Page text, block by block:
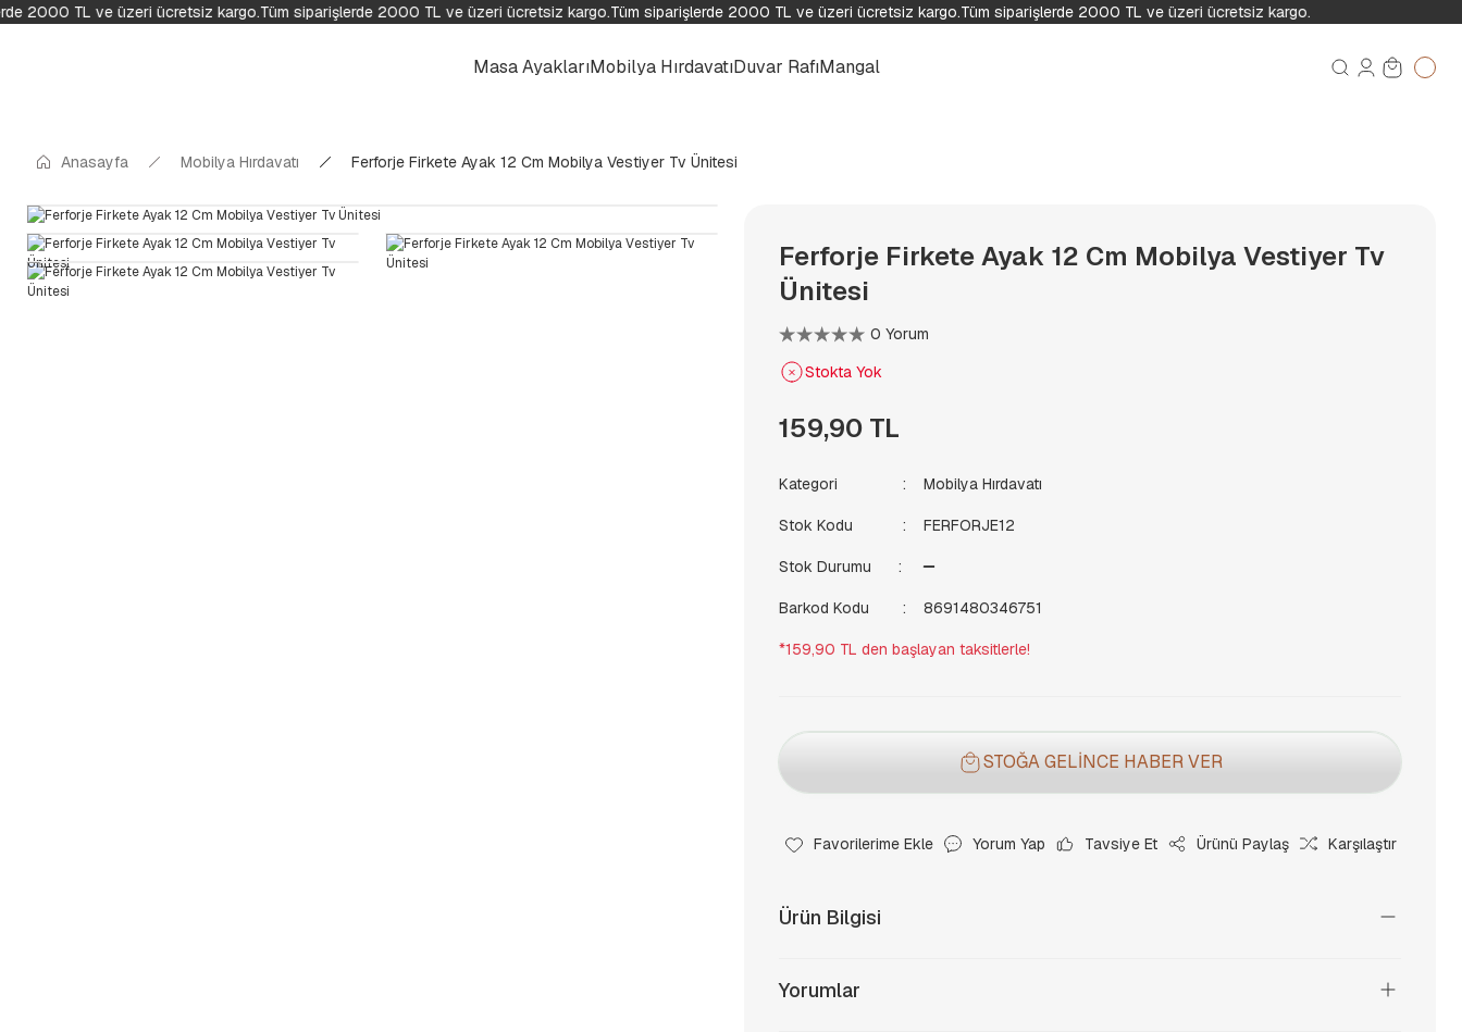
2000 TL ve üzeri ücretsiz kargo.Tüm siparişlerde 2000 TL ve üzeri ücretsiz kargo.Tüm siparişlerde 2000 TL ve üzeri ücretsiz kargo.Tüm siparişlerde 2000 TL ve üzeri ücretsiz kargo.
Masa AyaklarıMobilya HırdavatıDuvar RafıMangal
Anasayfa Mobilya Hırdavatı Ferforje Firkete Ayak 12 Cm Mobilya Vestiyer Tv Ünitesi
Ferforje Firkete Ayak 12 Cm Mobilya Vestiyer Tv
Ünitesi
0 Yorum
Stokta Yok
159,90 TL
Kategori Mobilya Hırdavatı
Stok Kodu FERFORJE12
Stok Durumu
Barkod Kodu 8691480346751
*159,90 TL den başlayan taksitlerle!
STOĞA GELİNCE HABER VER
Yorum Yap Tavsiye Et Ürünü Paylaş Karşılaştır
Ürün Bilgisi
Yorumlar